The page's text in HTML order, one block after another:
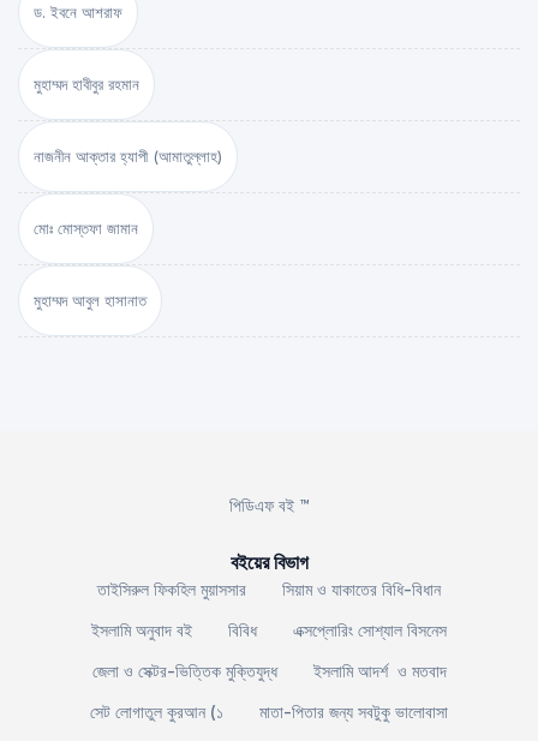
ড. ইবনে আশরাফ
মুহাম্মদ হাবীবুর রহমান
নাজনীন আক্তার হ্যাপী (আমাতুল্লাহ)
মোঃ মোস্তফা জামান
মুহাম্মদ আবুল হাসানাত
পিডিএফ বই ™
বইয়ের বিভাগ
তাইসিরুল ফিকহিল মুয়াসসার
সিয়াম ও যাকাতের বিধি-বিধান
ইসলামি অনুবাদ বই
বিবিধ
এক্সপ্লোরিং সোশ্যাল বিসনেস
জেলা ও সেক্টর-ভিত্তিক মুক্তিযুদ্ধ
ইসলামি আদর্শ ও মতবাদ
সেট লোগাতুল কুরআন (১
মাতা-পিতার জন্য সবটুকু ভালোবাসা